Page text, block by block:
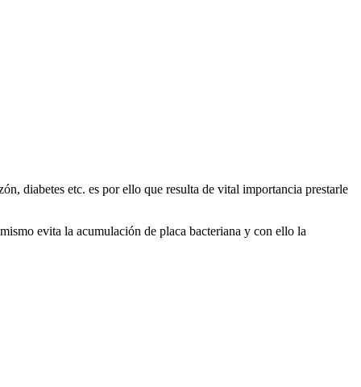
diabetes etc. es por ello que resulta de vital importancia prestarle
evita la acumulación de placa bacteriana y con ello la